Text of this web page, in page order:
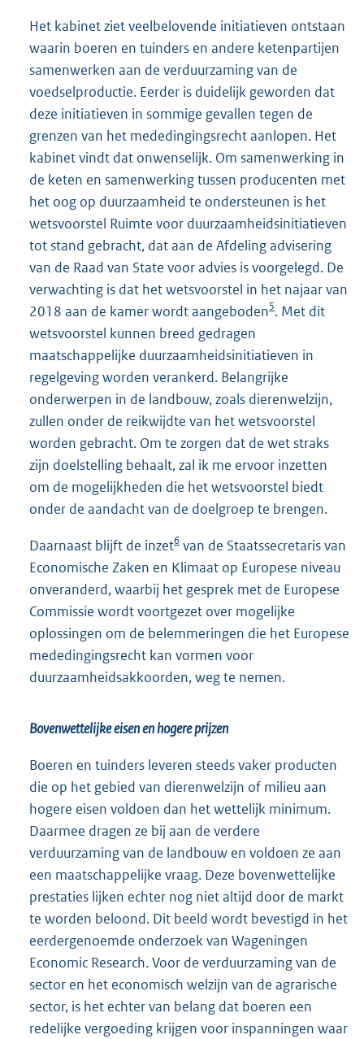
Het kabinet ziet veelbelovende initiatieven ontstaan
waarin boeren en tuinders en andere ketenpartijen
samenwerken aan de verduurzaming van de
voedselproductie. Eerder is duidelijk geworden dat
deze initiatieven in sommige gevallen tegen de
grenzen van het mededingingsrecht aanlopen. Het
kabinet vindt dat onwenselijk. Om samenwerking in
de keten en samenwerking tussen producenten met
het oog op duurzaamheid te ondersteunen is het
wetsvoorstel Ruimte voor duurzaamheidsinitiatieven
tot stand gebracht, dat aan de Afdeling advisering
van de Raad van State voor advies is voorgelegd. De
verwachting is dat het wetsvoorstel in het najaar van
2018 aan de kamer wordt aangeboden5. Met dit
wetsvoorstel kunnen breed gedragen
maatschappelijke duurzaamheidsinitiatieven in
regelgeving worden verankerd. Belangrijke
onderwerpen in de landbouw, zoals dierenwelzijn,
zullen onder de reikwijdte van het wetsvoorstel
worden gebracht. Om te zorgen dat de wet straks
zijn doelstelling behaalt, zal ik me ervoor inzetten
om de mogelijkheden die het wetsvoorstel biedt
onder de aandacht van de doelgroep te brengen.
Daarnaast blijft de inzet6 van de Staatssecretaris van
Economische Zaken en Klimaat op Europese niveau
onveranderd, waarbij het gesprek met de Europese
Commissie wordt voortgezet over mogelijke
oplossingen om de belemmeringen die het Europese
mededingingsrecht kan vormen voor
duurzaamheidsakkoorden, weg te nemen.
Bovenwettelijke eisen en hogere prijzen
Boeren en tuinders leveren steeds vaker producten
die op het gebied van dierenwelzijn of milieu aan
hogere eisen voldoen dan het wettelijk minimum.
Daarmee dragen ze bij aan de verdere
verduurzaming van de landbouw en voldoen ze aan
een maatschappelijke vraag. Deze bovenwettelijke
prestaties lijken echter nog niet altijd door de markt
te worden beloond. Dit beeld wordt bevestigd in het
eerdergenoemde onderzoek van Wageningen
Economic Research. Voor de verduurzaming van de
sector en het economisch welzijn van de agrarische
sector, is het echter van belang dat boeren een
redelijke vergoeding krijgen voor inspanningen waar